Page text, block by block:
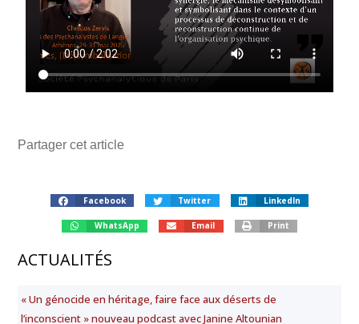
Partager cet article
Facebook Twitter LinkedIn
WhatsApp Email Print
ACTUALITÉS
« Un génocide en héritage, faire face aux déserts de
l’inconscient » nouveau podcast avec Janine Altounian